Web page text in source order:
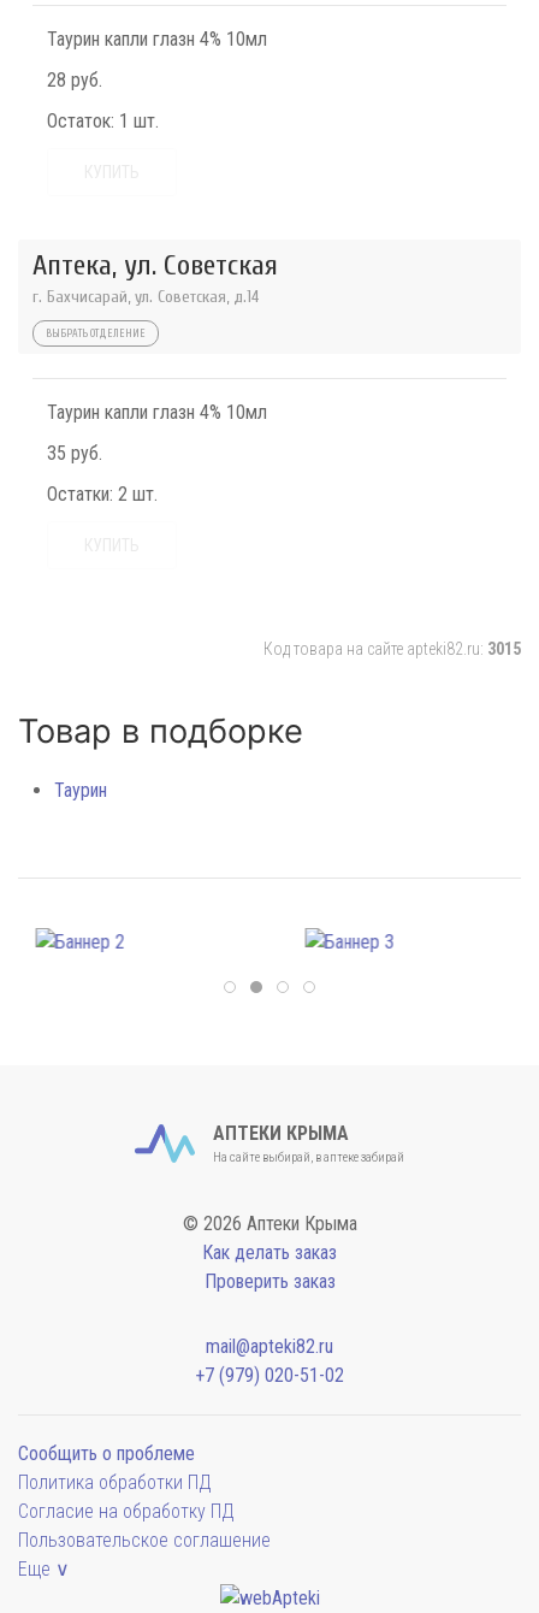
Таурин капли глазн 4% 10мл
28 руб.
Остаток: 1 шт.
Аптека, ул. Советская
г. Бахчисарай, ул. Советская, д.14
ВЫБРАТЬ ОТДЕЛЕНИЕ
Таурин капли глазн 4% 10мл
35 руб.
Остатки: 2 шт.
Код товара на сайте apteki82.ru: 3015
Товар в подборке
Таурин
АПТЕКИ КРЫМА
На сайте выбирай, в аптеке забирай
© 2026 Аптеки Крыма
Как делать заказ
Проверить заказ
mail@apteki82.ru
+7 (979) 020-51-02
Сообщить о проблеме
Политика обработки ПД
Согласие на обработку ПД
Пользовательское соглашение
Еще ∨